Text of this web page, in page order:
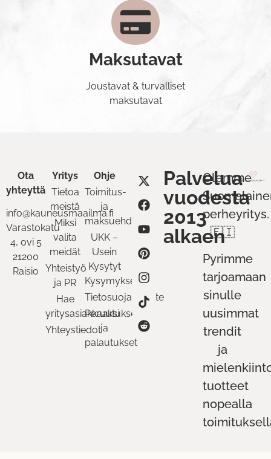
Maksutavat
Joustavat & turvalliset
maksutavat
Ota
yhteyttä
info@kauneusmaailma.fi
Varastokatu
4, ovi 5
21200
Raisio
Yritys
Tietoa
meistä
Miksi
valita
meidät
Yhteistyö
ja PR
Hae
yritysasiakkaaksi
Yhteystiedot
Ohje
Toimitus-
ja
maksuehdot
UKK –
Usein
Kysytyt
Kysymykset
Tietosuojaseloste
Peruutukset
ja
palautukset
Palvelua
vuodesta
2013
alkaen
Olemme
perheyritys.
🇫🇮
Pyrimme
tarjoamaan
sinulle
uusimmat
trendit
ja
tuotteet
nopealla